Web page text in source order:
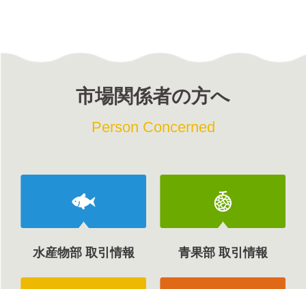
市場関係者の方へ
Person Concerned
水産物部 取引情報 青果部 取引情報